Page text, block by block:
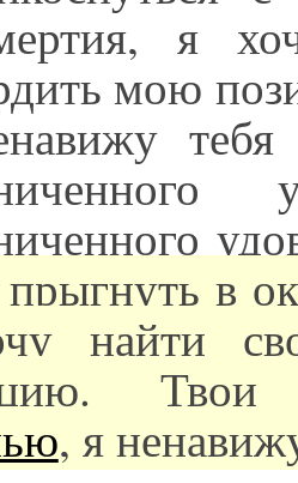
я
мою
тебя
в
найти
Твои
, я